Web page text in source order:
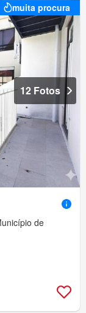
muita procura
12 Fotos
de